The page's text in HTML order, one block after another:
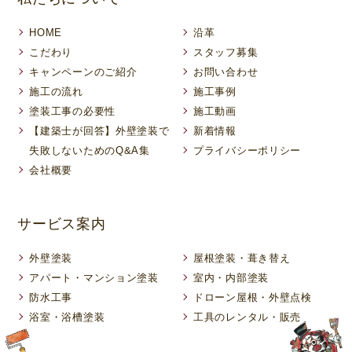
HOME
こだわり
キャンペーンのご紹介
施工の流れ
塗装工事の必要性
【建築士が回答】外壁塗装で
失敗しないためのQ&A集
会社概要
沿革
スタッフ募集
お問い合わせ
施工事例
施工動画
新着情報
プライバシーポリシー
サービス案内
外壁塗装
アパート・マンション塗装
防水工事
浴室・浴槽塗装
屋根塗装・葺き替え
室内・内部塗装
ドローン屋根・外壁点検
工具のレンタル・販売